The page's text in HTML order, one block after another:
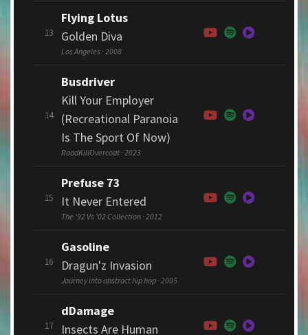
13
Flying Lotus
Golden Diva
Los Angeles · 2008
14
Busdriver
Kill Your Employer
(Recreational Paranoia
Is The Sport Of Now)
RoadKillOvercoat · 2023
15
Prefuse 73
It Never Entered
The '92 Vs '02 Collection · 2012
16
Gasoline
Dragun'z Invasion
Journey into abstract hip hop · 2005
17
dDamage
Insects Are Human